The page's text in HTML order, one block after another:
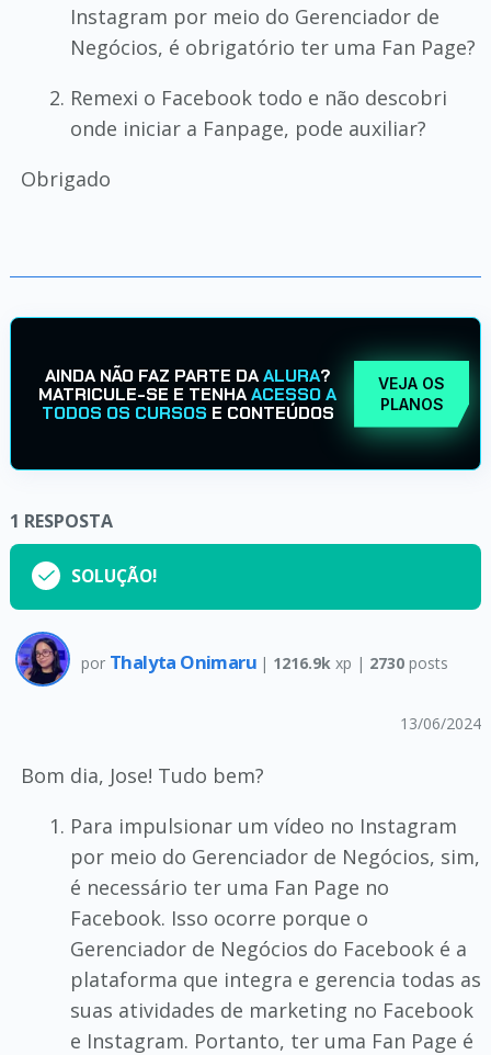
Instagram por meio do Gerenciador de
Negócios, é obrigatório ter uma Fan Page?
Remexi o Facebook todo e não descobri
onde iniciar a Fanpage, pode auxiliar?
Obrigado
AINDA NÃO FAZ PARTE DAALURA?
MATRICULE-SE E TENHAACESSO A
TODOS OS CURSOS E CONTEÚDOS
VEJA OS
PLANOS
1 RESPOSTA
SOLUÇÃO!
por Thalyta Onimaru | 1216.9k xp | 2730 posts
13/06/2024
Bom dia, Jose! Tudo bem?
Para impulsionar um vídeo no Instagram
por meio do Gerenciador de Negócios, sim,
é necessário ter uma Fan Page no
Facebook. Isso ocorre porque o
Gerenciador de Negócios do Facebook é a
plataforma que integra e gerencia todas as
suas atividades de marketing no Facebook
e Instagram. Portanto, ter uma Fan Page é